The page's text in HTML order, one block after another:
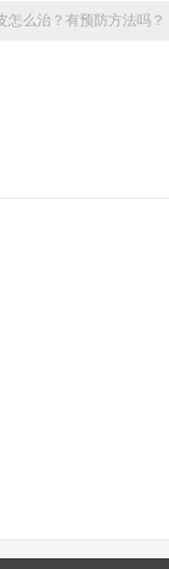
怎么治？有预防方法吗？